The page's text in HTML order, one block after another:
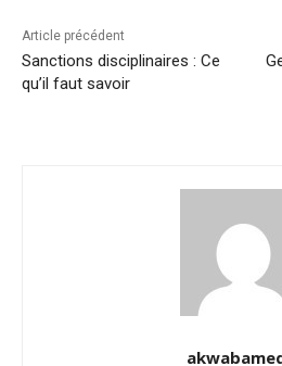
Article précédent
Sanctions disciplinaires : Ce
qu’il faut savoir